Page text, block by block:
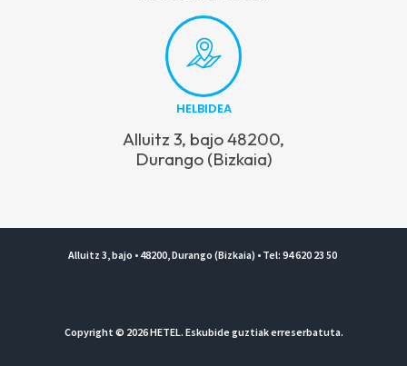
HELBIDEA
Alluitz 3, bajo 48200,
Durango (Bizkaia)
Alluitz 3, bajo • 48200, Durango (Bizkaia) • Tel: 94 620 23 50
Copyright © 2026 HETEL. Eskubide guztiak erreserbatuta.